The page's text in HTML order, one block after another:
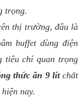
trọng.
thị trường, đâu là
buffet dùng điện
tiêu chí quan trọng
thức ăn 9 lítchất
nay.